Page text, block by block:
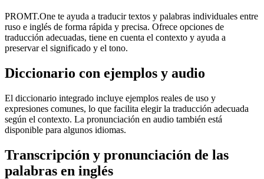
PROMT.One te ayuda a traducir textos y palabras individuales entre
ruso e inglés de forma rápida y precisa. Ofrece opciones de
traducción adecuadas, tiene en cuenta el contexto y ayuda a
preservar el significado y el tono.
Diccionario con ejemplos y audio
El diccionario integrado incluye ejemplos reales de uso y
expresiones comunes, lo que facilita elegir la traducción adecuada
según el contexto. La pronunciación en audio también está
disponible para algunos idiomas.
Transcripción y pronunciación de las
palabras en inglés